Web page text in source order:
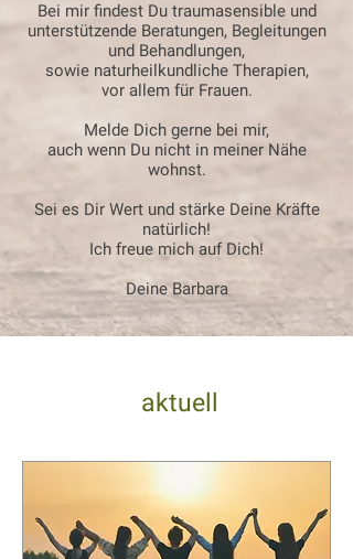
Bei mir findest Du traumasensible und
unterstützende Beratungen, Begleitungen
und Behandlungen,
sowie naturheilkundliche Therapien,
vor allem für Frauen.
Melde Dich gerne bei mir,
auch wenn Du nicht in meiner Nähe
wohnst.
Sei es Dir Wert und stärke Deine Kräfte
natürlich!
Ich freue mich auf Dich!
Deine Barbara
aktuell